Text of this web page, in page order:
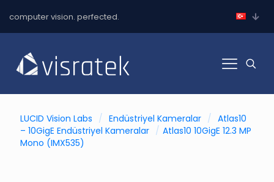
computer vision. perfected.
LUCID Vision Labs / Endüstriyel Kameralar / Atlas10
– 10GigE Endüstriyel Kameralar / Atlas10 10GigE 12.3 MP
Mono (IMX535)